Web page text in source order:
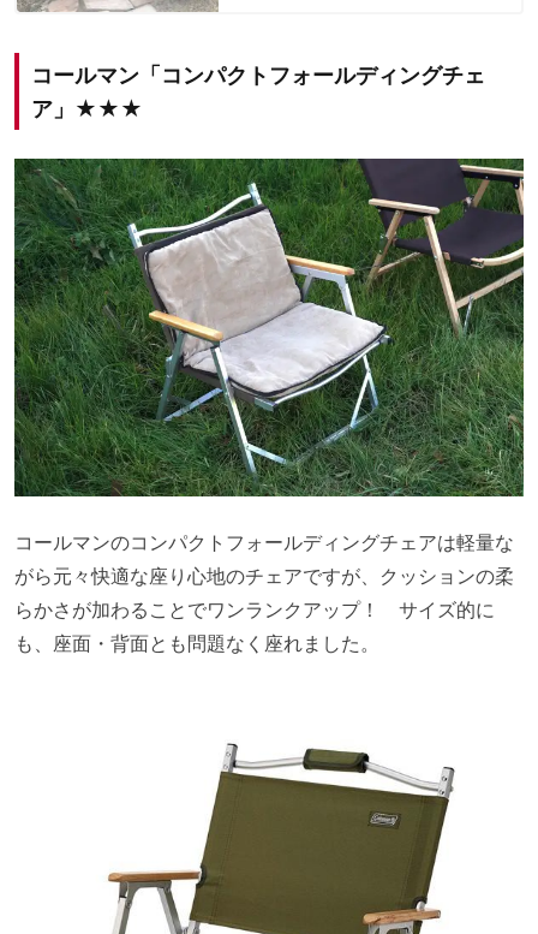
コールマン「コンパクトフォールディングチェ
ア」★★★
コールマンのコンパクトフォールディングチェアは軽量な
がら元々快適な座り心地のチェアですが、クッションの柔
らかさが加わることでワンランクアップ！ サイズ的に
も、座面・背面とも問題なく座れました。